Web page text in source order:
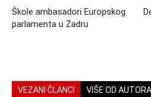
Škole ambasadori Europskog
parlamenta u Zadru
VEZANI ČLANCI VIŠE OD AUTORA